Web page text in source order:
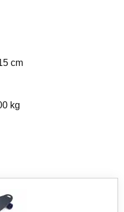
cm
kg